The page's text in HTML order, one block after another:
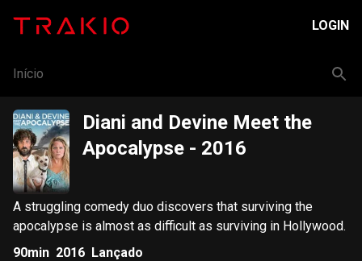
LOGIN
Início
Diani and Devine Meet the
Apocalypse - 2016
A struggling comedy duo discovers that surviving the
apocalypse is almost as difficult as surviving in Hollywood.
90min 2016 Lançado